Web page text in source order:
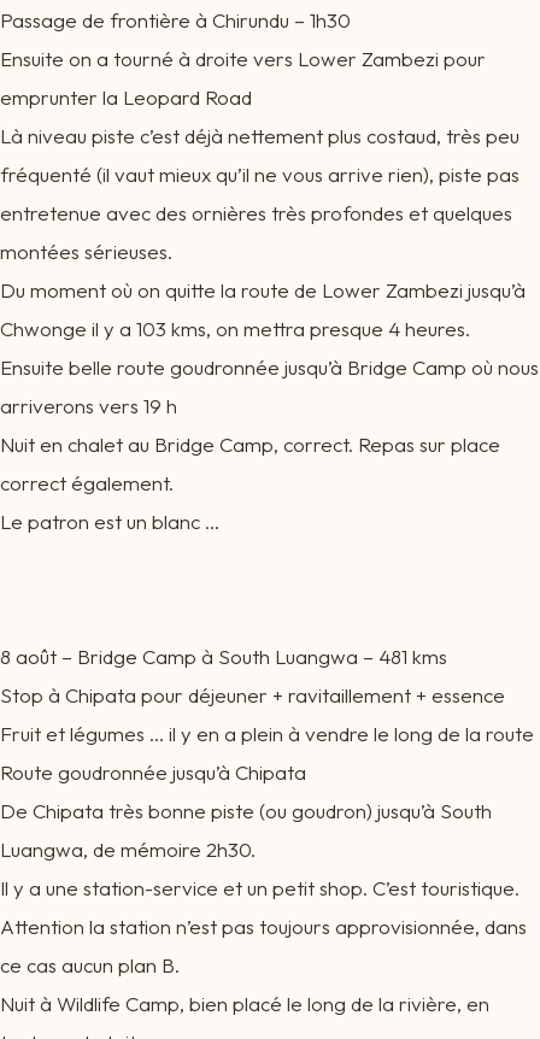
Passage de frontière à Chirundu – 1h30
Ensuite on a tourné à droite vers Lower Zambezi pour
emprunter la Leopard Road
Là niveau piste c’est déjà nettement plus costaud, très peu
fréquenté (il vaut mieux qu’il ne vous arrive rien), piste pas
entretenue avec des ornières très profondes et quelques
montées sérieuses.
Du moment où on quitte la route de Lower Zambezi jusqu’à
Chwonge il y a 103 kms, on mettra presque 4 heures.
Ensuite belle route goudronnée jusqu’à Bridge Camp où nous
arriverons vers 19 h
Nuit en chalet au Bridge Camp, correct. Repas sur place
correct également.
Le patron est un blanc …
8 août – Bridge Camp à South Luangwa – 481 kms
Stop à Chipata pour déjeuner + ravitaillement + essence
Fruit et légumes … il y en a plein à vendre le long de la route
Route goudronnée jusqu’à Chipata
De Chipata très bonne piste (ou goudron) jusqu’à South
Luangwa, de mémoire 2h30.
Il y a une station-service et un petit shop. C’est touristique.
Attention la station n’est pas toujours approvisionnée, dans
ce cas aucun plan B.
Nuit à Wildlife Camp, bien placé le long de la rivière, en